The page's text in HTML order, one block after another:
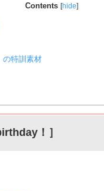
Contents [hide]
の特訓素材
！］